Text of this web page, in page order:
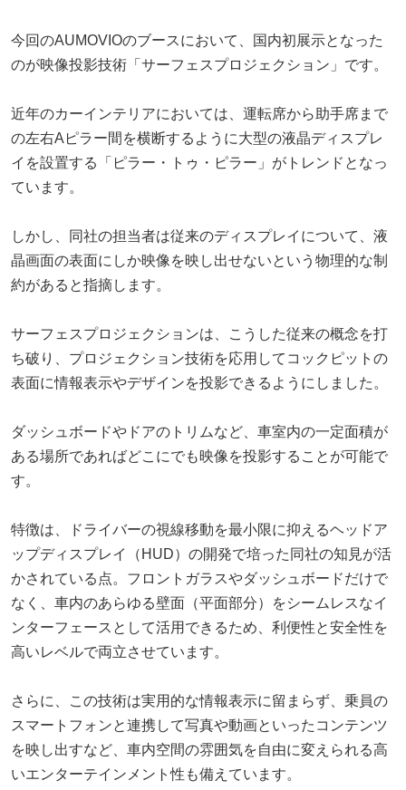
今回のAUMOVIOのブースにおいて、国内初展示となった
のが映像投影技術「サーフェスプロジェクション」です。
近年のカーインテリアにおいては、運転席から助手席まで
の左右Aピラー間を横断するように大型の液晶ディスプレ
イを設置する「ピラー・トゥ・ピラー」がトレンドとなっ
ています。
しかし、同社の担当者は従来のディスプレイについて、液
晶画面の表面にしか映像を映し出せないという物理的な制
約があると指摘します。
サーフェスプロジェクションは、こうした従来の概念を打
ち破り、プロジェクション技術を応用してコックピットの
表面に情報表示やデザインを投影できるようにしました。
ダッシュボードやドアのトリムなど、車室内の一定面積が
ある場所であればどこにでも映像を投影することが可能で
す。
特徴は、ドライバーの視線移動を最小限に抑えるヘッドア
ップディスプレイ（HUD）の開発で培った同社の知見が活
かされている点。フロントガラスやダッシュボードだけで
なく、車内のあらゆる壁面（平面部分）をシームレスなイ
ンターフェースとして活用できるため、利便性と安全性を
高いレベルで両立させています。
さらに、この技術は実用的な情報表示に留まらず、乗員の
スマートフォンと連携して写真や動画といったコンテンツ
を映し出すなど、車内空間の雰囲気を自由に変えられる高
いエンターテインメント性も備えています。